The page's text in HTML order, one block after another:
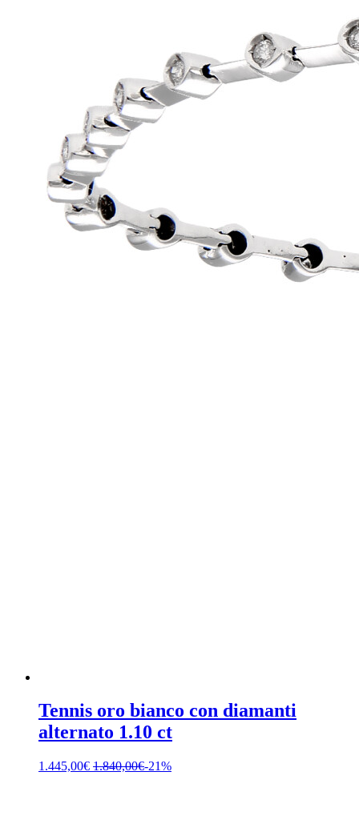
Tennis oro bianco con diamanti
alternato 1.10 ct
1.445,00€ 1.840,00€-21%